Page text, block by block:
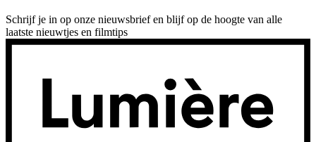
Schrijf je in op onze nieuwsbrief en blijf op de hoogte van alle
laatste nieuwtjes en filmtips